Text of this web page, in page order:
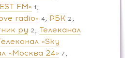
FM» 1
radio» 4 РБК 2
ру 2
Телеканал
«Sky
«Москва 24» 7